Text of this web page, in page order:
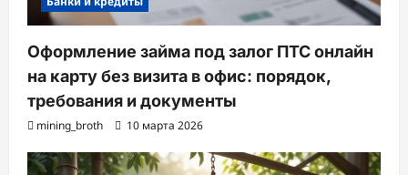
Оформление займа под залог ПТС онлайн
на карту без визита в офис: порядок,
требования и документы
mining_broth 10 марта 2026